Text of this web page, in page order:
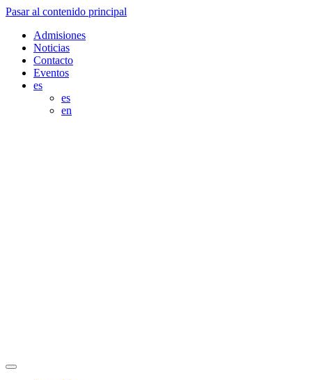
Pasar al contenido principal
Admisiones
Noticias
Contacto
Eventos
es
es
en